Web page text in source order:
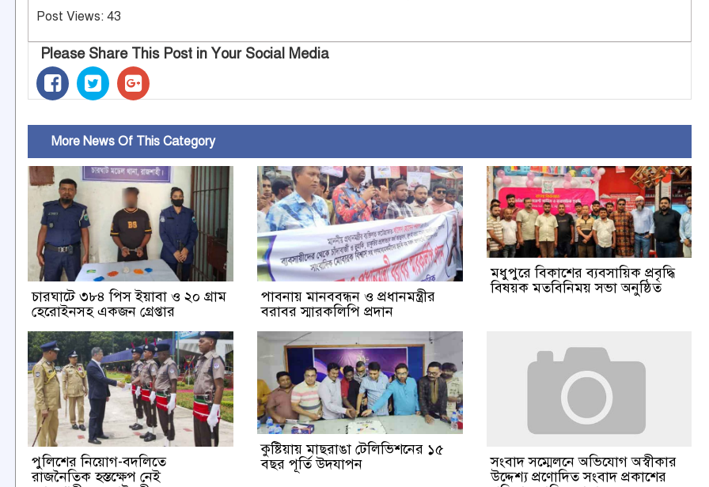
Post Views: 43
Please Share This Post in Your Social Media
More News Of This Category
চারঘাটে ৩৮৪ পিস ইয়াবা ও ২০ গ্রাম
হেরোইনসহ একজন গ্রেপ্তার
পাবনায় মানববন্ধন ও প্রধানমন্ত্রীর
বরাবর স্মারকলিপি প্রদান
মধুপুরে বিকাশের ব্যবসায়িক প্রবৃদ্ধি
বিষয়ক মতবিনিময় সভা অনুষ্ঠিত
পুলিশের নিয়োগ-বদলিতে
রাজনৈতিক হস্তক্ষেপ নেই
কুষ্টিয়ায় মাছরাঙা টেলিভিশনের ১৫
বছর পূর্তি উদযাপন
সংবাদ সম্মেলনে অভিযোগ অস্বীকার
উদ্দেশ্য প্রণোদিত সংবাদ প্রকাশের